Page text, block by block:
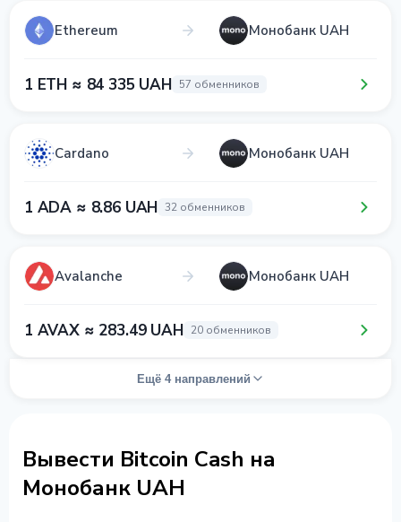
Ethereum Монобанк UAH
1 ETH ≈ 84 335 UAH 57 обменников
Cardano Монобанк UAH
1 ADA ≈ 8.86 UAH 32 обменников
Avalanche Монобанк UAH
1 AVAX ≈ 283.49 UAH 20 обменников
Ещё 4 направлений
Вывести Bitcoin Cash на
Монобанк UAH